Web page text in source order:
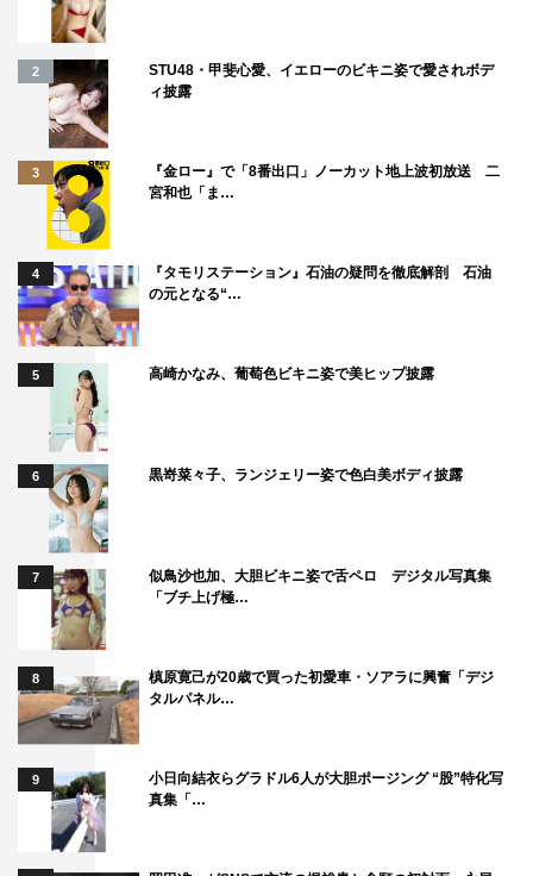
2
STU48・甲斐心愛、イエローのビキニ姿で愛されボデ
ィ披露
3
『金ロー』で「8番出口」ノーカット地上波初放送 二
宮和也「ま…
4
『タモリステーション』石油の疑問を徹底解剖 石油
の元となる“…
5 高崎かなみ、葡萄色ビキニ姿で美ヒップ披露
6 黒嵜菜々子、ランジェリー姿で色白美ボディ披露
7
似鳥沙也加、大胆ビキニ姿で舌ペロ デジタル写真集
「ブチ上げ極…
8
槙原寛己が20歳で買った初愛車・ソアラに興奮「デジ
タルパネル…
9
小日向結衣らグラドル6人が大胆ポージング “股”特化写
真集「…